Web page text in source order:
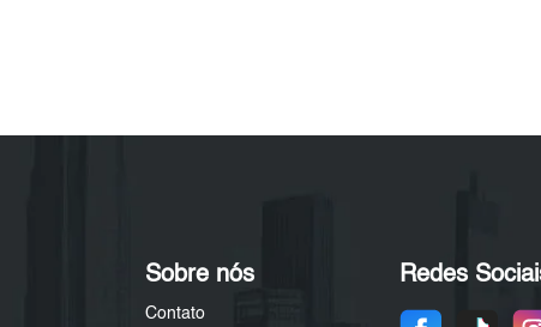
Sobre nós
Contato
Redes